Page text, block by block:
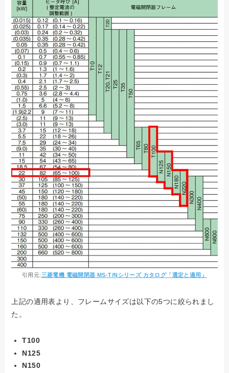
引用元: 三菱電機 電磁開閉器 MS-T/Nシリーズ カタログ「選定と適用」
上記の適用表より、フレームサイズは以下の5つに絞られまし
た。
T100
N125
N150